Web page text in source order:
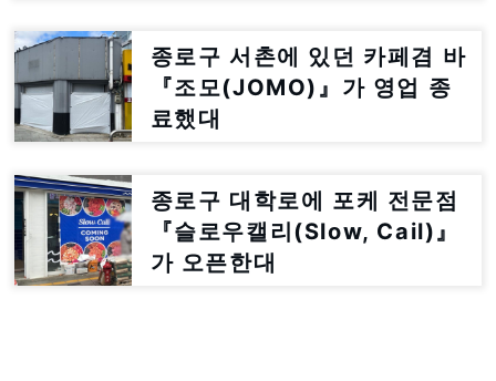
종로구 서촌에 있던 카페겸 바
『조모(JOMO)』가 영업 종
료했대
종로구 대학로에 포케 전문점
『슬로우캘리(Slow, Cail)』
가 오픈한대